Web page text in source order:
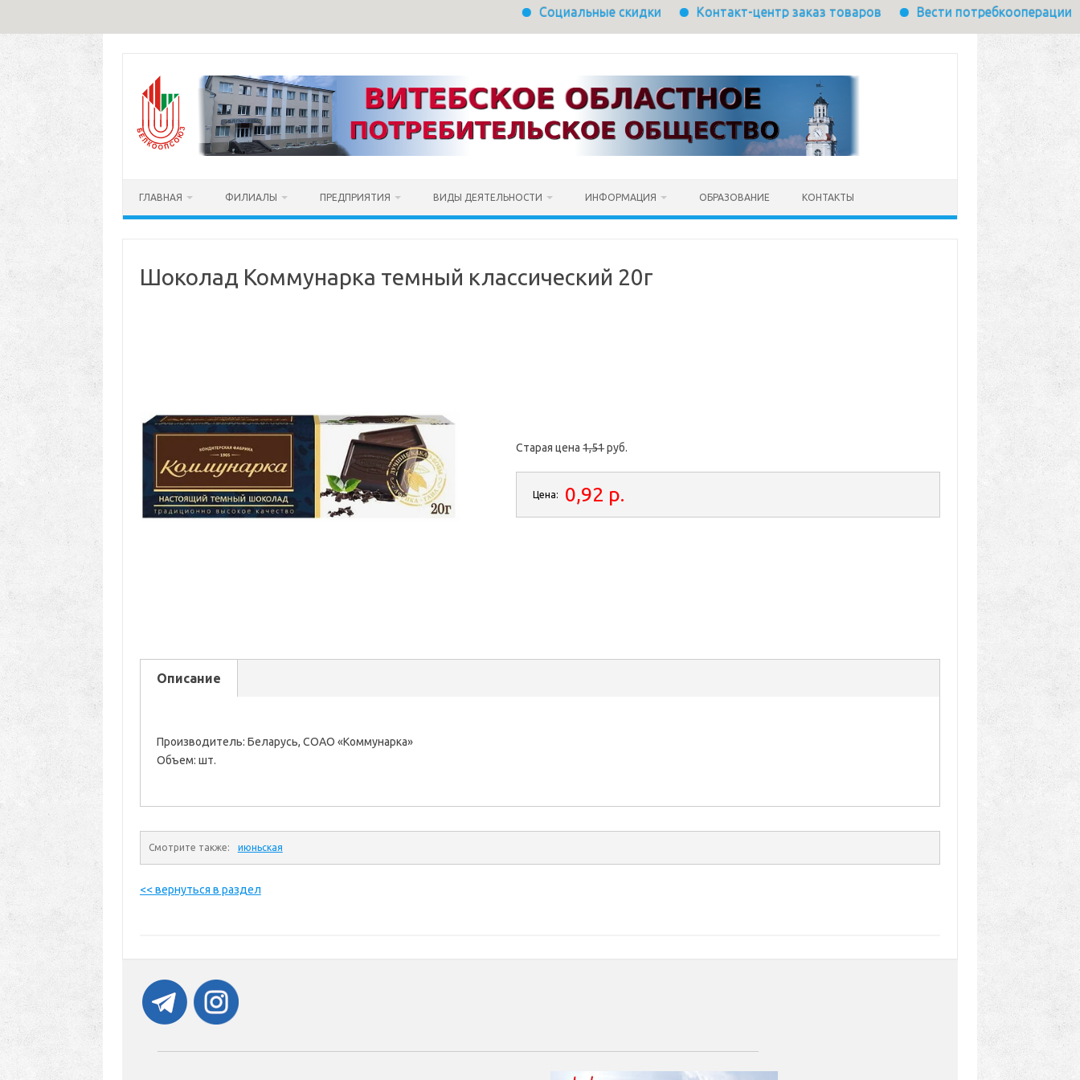
Социальные скидки Контакт-центр заказ товаров Вести потребкооперации
содержимому
ГЛАВНАЯ ФИЛИАЛЫ ПРЕДПРИЯТИЯ ВИДЫ ДЕЯТЕЛЬНОСТИ ИНФОРМАЦИЯ ОБРАЗОВАНИЕ КОНТАКТЫ
Шоколад Коммунарка темный классический 20г
Старая цена1,51руб.
Цена: 0,92 p.
Описание
Производитель: Беларусь, СОАО «Коммунарка»
Объем: шт.
Смотрите также: июньская
<< вернуться в раздел